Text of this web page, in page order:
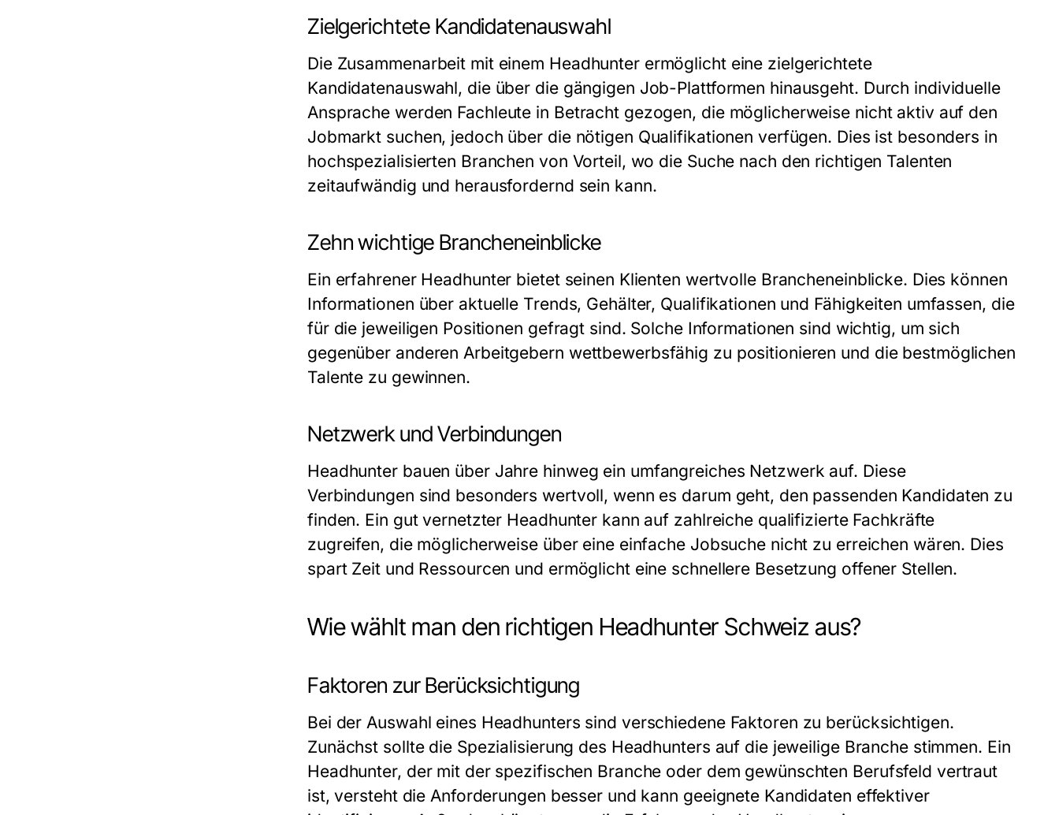
Zielgerichtete Kandidatenauswahl
Die Zusammenarbeit mit einem Headhunter ermöglicht eine zielgerichtete
Kandidatenauswahl, die über die gängigen Job-Plattformen hinausgeht. Durch individuelle
Ansprache werden Fachleute in Betracht gezogen, die möglicherweise nicht aktiv auf den
Jobmarkt suchen, jedoch über die nötigen Qualifikationen verfügen. Dies ist besonders in
hochspezialisierten Branchen von Vorteil, wo die Suche nach den richtigen Talenten
zeitaufwändig und herausfordernd sein kann.
Zehn wichtige Brancheneinblicke
Ein erfahrener Headhunter bietet seinen Klienten wertvolle Brancheneinblicke. Dies können
Informationen über aktuelle Trends, Gehälter, Qualifikationen und Fähigkeiten umfassen, die
für die jeweiligen Positionen gefragt sind. Solche Informationen sind wichtig, um sich
gegenüber anderen Arbeitgebern wettbewerbsfähig zu positionieren und die bestmöglichen
Talente zu gewinnen.
Netzwerk und Verbindungen
Headhunter bauen über Jahre hinweg ein umfangreiches Netzwerk auf. Diese
Verbindungen sind besonders wertvoll, wenn es darum geht, den passenden Kandidaten zu
finden. Ein gut vernetzter Headhunter kann auf zahlreiche qualifizierte Fachkräfte
zugreifen, die möglicherweise über eine einfache Jobsuche nicht zu erreichen wären. Dies
spart Zeit und Ressourcen und ermöglicht eine schnellere Besetzung offener Stellen.
Wie wählt man den richtigen Headhunter Schweiz aus?
Faktoren zur Berücksichtigung
Bei der Auswahl eines Headhunters sind verschiedene Faktoren zu berücksichtigen.
Zunächst sollte die Spezialisierung des Headhunters auf die jeweilige Branche stimmen. Ein
Headhunter, der mit der spezifischen Branche oder dem gewünschten Berufsfeld vertraut
ist, versteht die Anforderungen besser und kann geeignete Kandidaten effektiver